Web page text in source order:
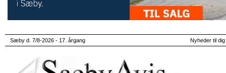
Sæby d. 7/8-2026 - 17. årgang Nyheder til